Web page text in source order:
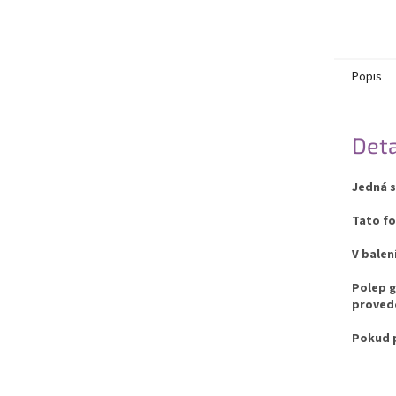
Popis
Jedná
Tato
V
Polep
Pokud